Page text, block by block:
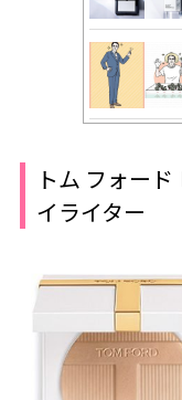
トム フォー
イライター